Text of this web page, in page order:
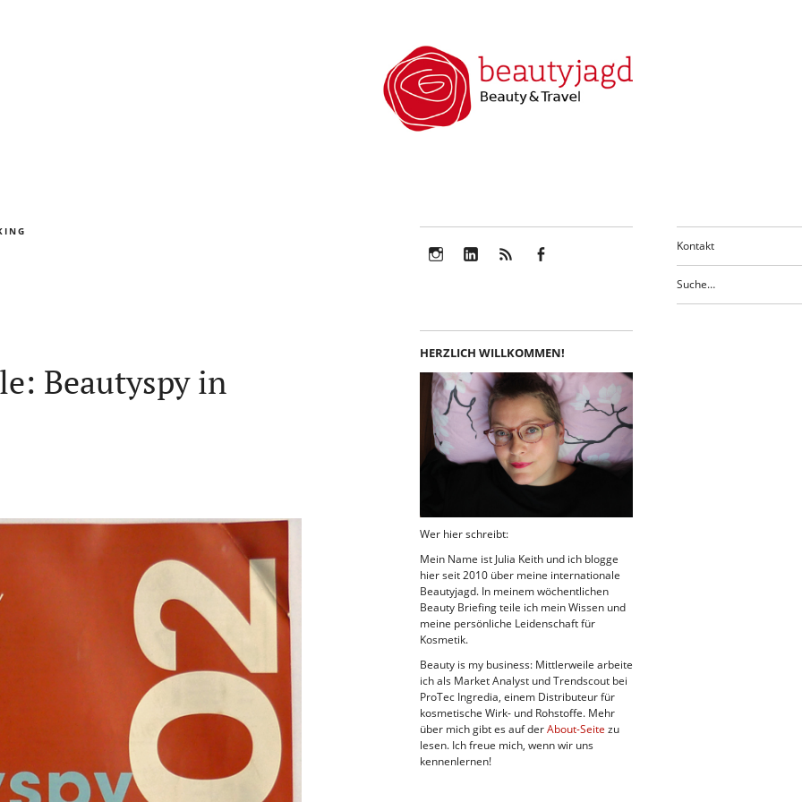
Kontakt
Beautyspy in
HERZLICH WILLKOMMEN!
Wer hier schreibt:
Mein Name ist Julia Keith und ich blogge
hier seit 2010 über meine internationale
Beautyjagd. In meinem wöchentlichen
Beauty Briefing teile ich mein Wissen und
meine persönliche Leidenschaft für
Kosmetik.
Beauty is my business: Mittlerweile arbeite
ich als Market Analyst und Trendscout bei
ProTec Ingredia, einem Distributeur für
kosmetische Wirk- und Rohstoffe. Mehr
über mich gibt es auf derAbout-Seite zu
lesen. Ich freue mich, wenn wir uns
kennenlernen!